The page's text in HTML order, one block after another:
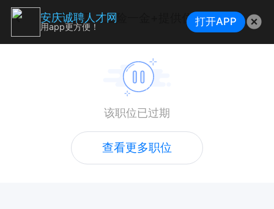
分析工（五险一金+提供住宿）
该职位已过期
查看更多职位
安庆诚聘人才网
用app更方便！ 打开APP